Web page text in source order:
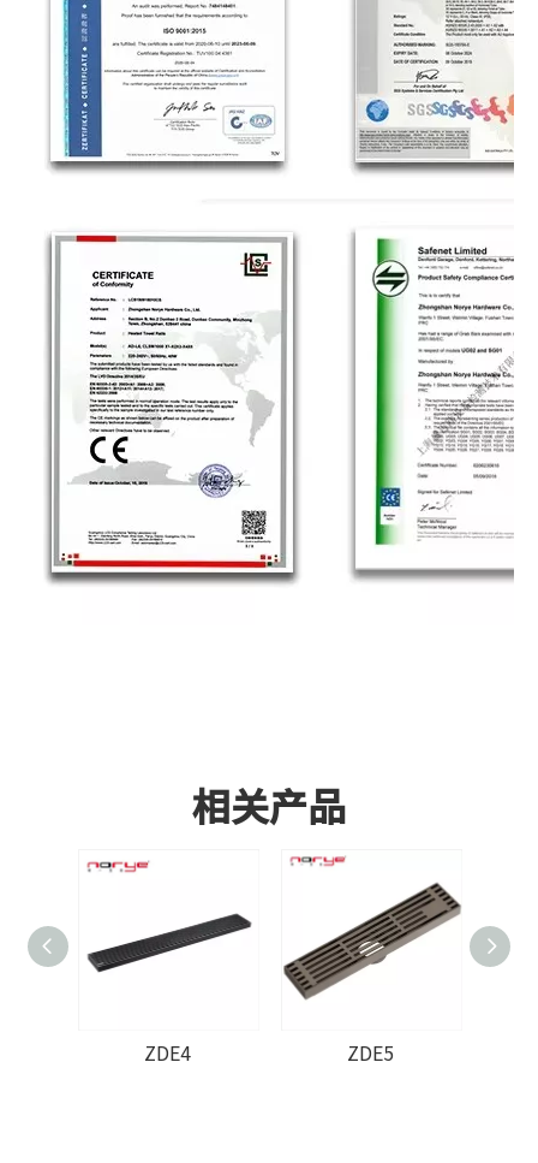
相关产品
ZDE4 ZDE5